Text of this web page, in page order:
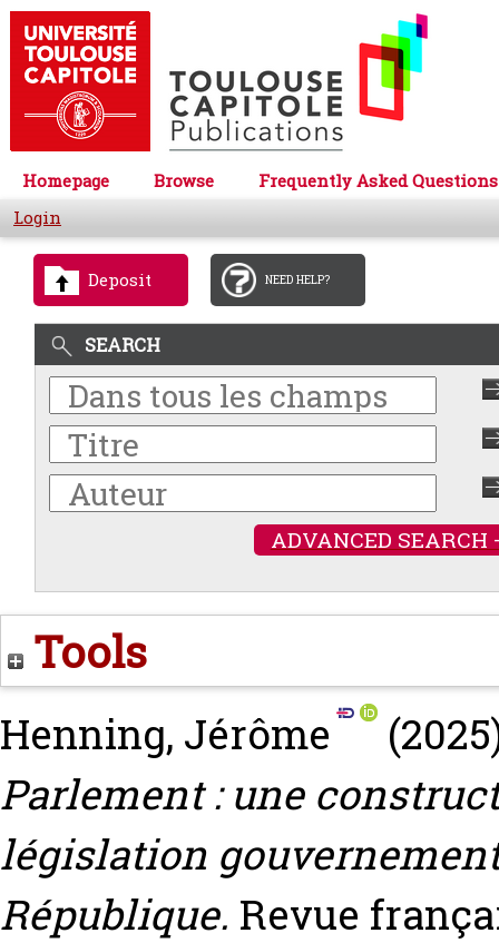
Homepage Browse
Frequently Asked Questions
Login
Deposit NEED HELP?
SEARCH
ADVANCED SEARCH
Tools
Henning, Jérôme
Parlement : une
législation
République. Revue